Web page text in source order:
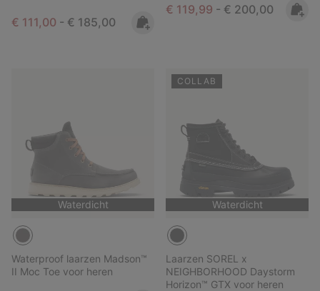
Minimum sale price:
€ 111,00 - Maximum price:
€ 185,00
Minimum sale price:
€ 119,99 - Maximum price:
€ 200,00
Waterdicht
Waterproof laarzen Madson™
II Moc Toe voor heren
COLLAB
Waterdicht
Laarzen SOREL x
NEIGHBORHOOD Daystorm
Horizon™ GTX voor heren